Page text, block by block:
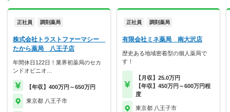
正社員 調剤薬局
株式会社トラストファーマシー
たから薬局 八王子店
年間休日122日！業界初薬局のセカ
ンドオピニオ…
【年収】400万円～650万円
東京都 八王子市
正社員 調剤薬局
有限会社ミネ薬局 南大沢店
歴史ある地域密着型の個人薬局で
す！
【月収】25.0万円
【年収】450万円～600万円程
度
東京都 八王子市